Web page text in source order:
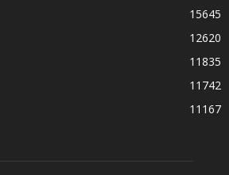
15645
12620
11835
11742
11167